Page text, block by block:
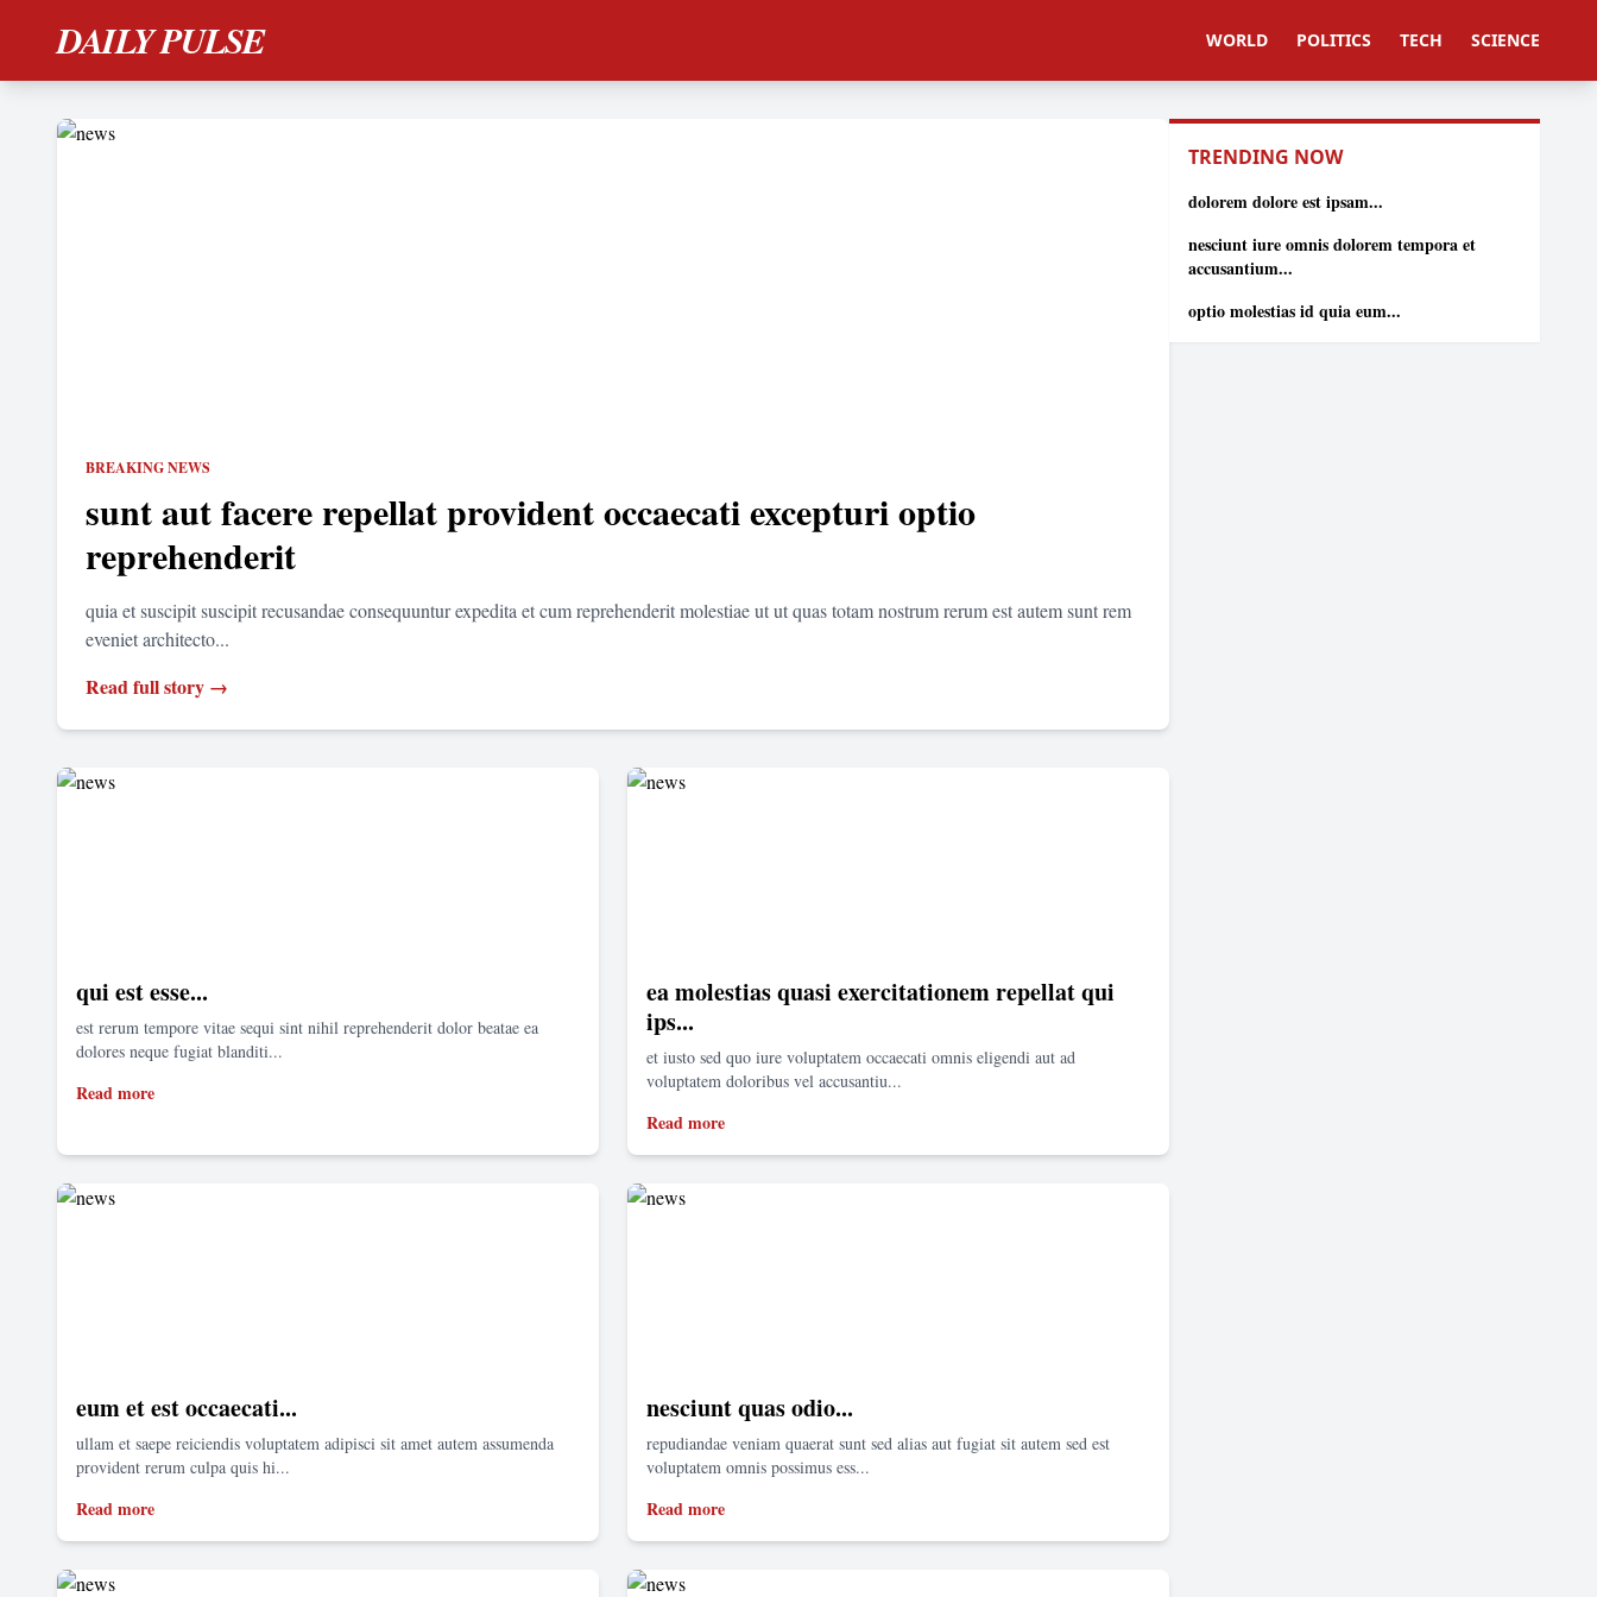
DAILY PULSE WORLD POLITICS TECH SCIENCE
BREAKING NEWS
sunt aut facere repellat provident occaecati excepturi optio
reprehenderit
quia et suscipit suscipit recusandae consequuntur expedita et cum reprehenderit molestiae ut ut quas totam nostrum rerum est autem sunt rem
eveniet architecto...
Read full story →
qui est esse...
est rerum tempore vitae sequi sint nihil reprehenderit dolor beatae ea
dolores neque fugiat blanditi...
Read more
ea molestias quasi exercitationem repellat qui
ips...
et iusto sed quo iure voluptatem occaecati omnis eligendi aut ad
voluptatem doloribus vel accusantiu...
Read more
eum et est occaecati...
ullam et saepe reiciendis voluptatem adipisci sit amet autem assumenda
provident rerum culpa quis hi...
Read more
nesciunt quas odio...
repudiandae veniam quaerat sunt sed alias aut fugiat sit autem sed est
voluptatem omnis possimus ess...
Read more
TRENDING NOW
dolorem dolore est ipsam...
nesciunt iure omnis dolorem tempora et
accusantium...
optio molestias id quia eum...